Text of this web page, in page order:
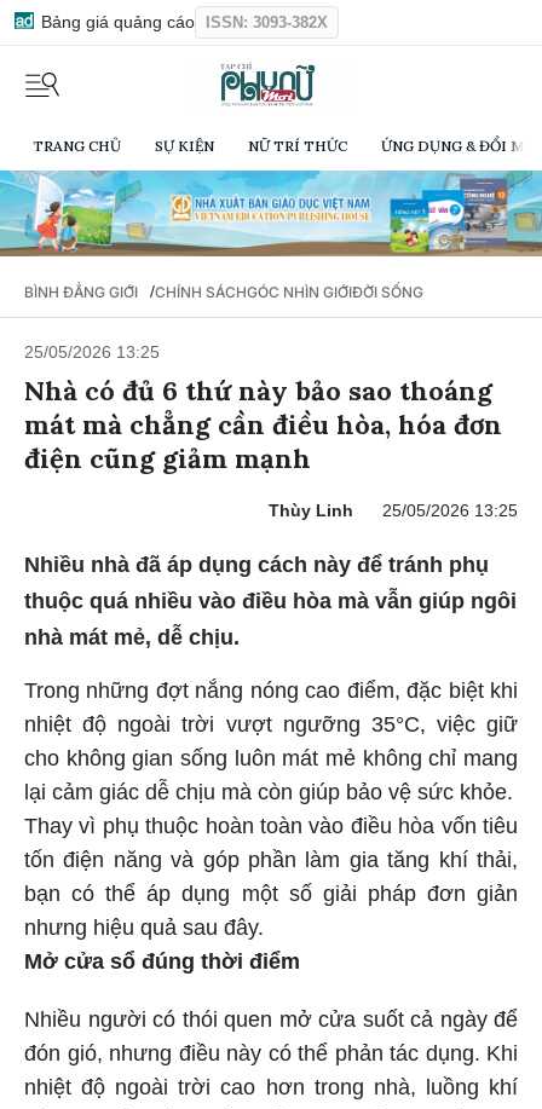
Bảng giá quảng cáo ISSN: 3093-382X
TRANG CHỦ SỰ KIỆN NỮ TRÍ THỨC ỨNG DỤNG & ĐỔI
BÌNH ĐẲNG GIỚI /CHÍNH SÁCHGÓC NHÌN GIỚIĐỜI SỐNG
25/05/2026 13:25
Nhà có đủ 6 thứ này bảo sao thoáng
mát mà chẳng cần điều hòa, hóa đơn
điện cũng giảm mạnh
Thùy Linh 25/05/2026 13:25
Nhiều nhà đã áp dụng cách này để tránh phụ
thuộc quá nhiều vào điều hòa mà vẫn giúp ngôi
nhà mát mẻ, dễ chịu.
Trong những đợt nắng nóng cao điểm, đặc biệt khi
nhiệt độ ngoài trời vượt ngưỡng 35°C, việc giữ
cho không gian sống luôn mát mẻ không chỉ mang
lại cảm giác dễ chịu mà còn giúp bảo vệ sức khỏe.
Thay vì phụ thuộc hoàn toàn vào điều hòa vốn tiêu
tốn điện năng và góp phần làm gia tăng khí thải,
bạn có thể áp dụng một số giải pháp đơn giản
nhưng hiệu quả sau đây.
Mở cửa sổ đúng thời điểm
Nhiều người có thói quen mở cửa suốt cả ngày để
đón gió, nhưng điều này có thể phản tác dụng. Khi
nhiệt độ ngoài trời cao hơn trong nhà, luồng khí